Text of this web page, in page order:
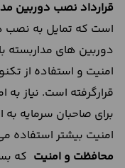
قرارداد نصب دوربین
است که تمایل به نصب
دوربین های مداربسته
امنیت و استفاده از
قرارگرفته است. نیاز
برای صاحبان سرمایه به
امنیت بیشتر استفاده
محافظت و امنیت که